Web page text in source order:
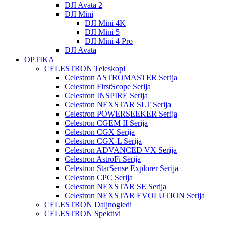
DJI Avata 2
DJI Mini
DJI Mini 4K
DJI Mini 5
DJI Mini 4 Pro
DJI Avata
OPTIKA
CELESTRON Teleskopi
Celestron ASTROMASTER Serija
Celestron FirstScope Serija
Celestron INSPIRE Serija
Celestron NEXSTAR SLT Serija
Celestron POWERSEEKER Serija
Celestron CGEM II Serija
Celestron CGX Serija
Celestron CGX-L Serija
Celestron ADVANCED VX Serija
Celestron AstroFi Serija
Celestron StarSense Explorer Serija
Celestron CPC Serija
Celestron NEXSTAR SE Serija
Celestron NEXSTAR EVOLUTION Serija
CELESTRON Daljnogledi
CELESTRON Spektivi